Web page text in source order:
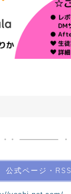
公式ページ・RSS